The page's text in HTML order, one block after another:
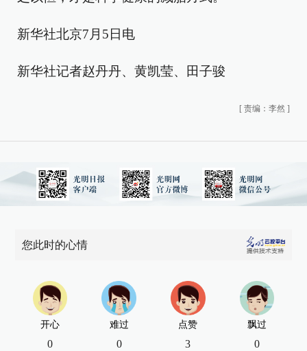
新华社北京7月5日电
新华社记者赵丹丹、黄凯莹、田子骏
[ 责编：李然 ]
您此时的心情
开心
0
难过
0
点赞
3
飘过
0